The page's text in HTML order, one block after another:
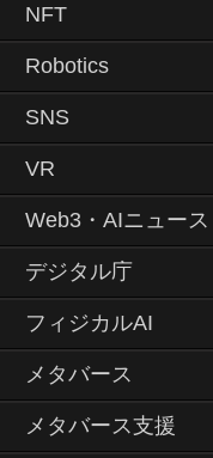
NFT
Robotics
SNS
VR
Web3・AIニュース
デジタル庁
フィジカルAI
メタバース
メタバース支援